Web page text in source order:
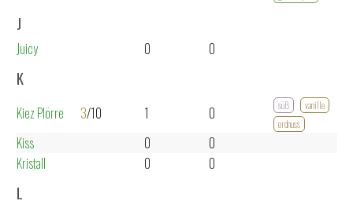
J
Juicy 0 0
K
Kiez Plörre 3/10 1 0 süß
vanille
erdnuss
Kiss 0
0
Kristall
0 0
L